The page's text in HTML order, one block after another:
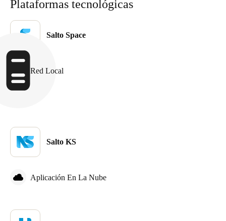
Plataformas tecnológicas
Salto Space
Red Local
Salto KS
Aplicación En La Nube